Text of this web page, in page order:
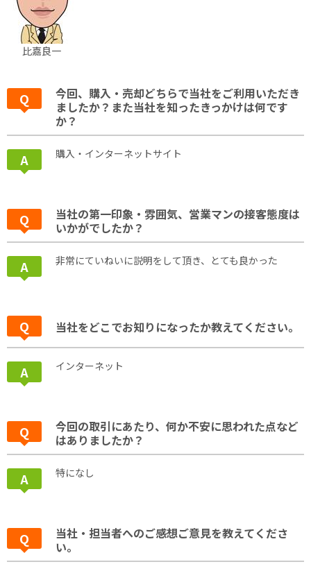
比嘉良一
今回、購入・売却どちらで当社をご利用いただき
ましたか？また当社を知ったきっかけは何です
か？
購入・インターネットサイト
当社の第一印象・雰囲気、営業マンの接客態度は
いかがでしたか？
非常にていねいに説明をして頂き、とても良かった
当社をどこでお知りになったか教えてください。
インターネット
今回の取引にあたり、何か不安に思われた点など
はありましたか？
特になし
当社・担当者へのご感想ご意見を教えてくださ
い。